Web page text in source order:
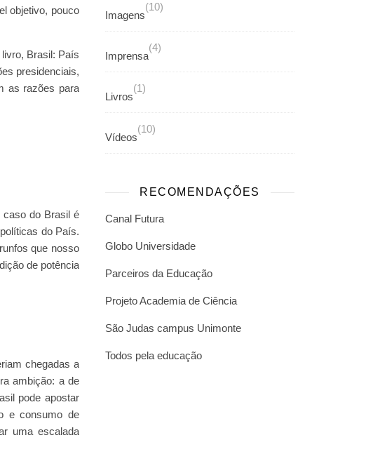
objetivo, pouco
Brasil: País
presidenciais,
as razões para
caso do Brasil é
do País.
que nosso
de potência
chegadas a
ambição: a de
pode apostar
e consumo de
uma escalada
Imagens
(10)
Imprensa
(4)
Livros
(1)
Vídeos
(10)
RECOMENDAÇÕES
Canal Futura
Globo Universidade
Parceiros da Educação
Projeto Academia de Ciência
São Judas campus Unimonte
Todos pela educação